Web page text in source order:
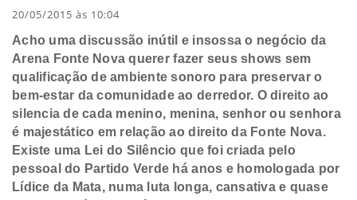
20/05/2015 às 10:04
Acho uma discussão inútil e insossa o negócio da
Arena Fonte Nova querer fazer seus shows sem
qualificação de ambiente sonoro para preservaro
bem-estar da comunidade ao derredor. O direito ao
silencia de cada menino, menina, senhor ou senhora
é majestático em relação ao direito da Fonte Nova.
Existe uma Lei do Silêncio que foi criada pelo
pessoal do Partido Verde há anos e homologada por
Lídice da Mata, numa luta longa, cansativa e quase